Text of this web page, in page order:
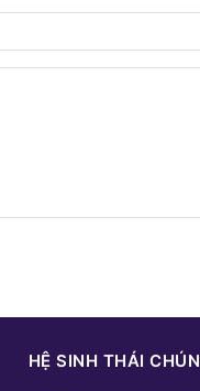
HỆ SINH THÁI